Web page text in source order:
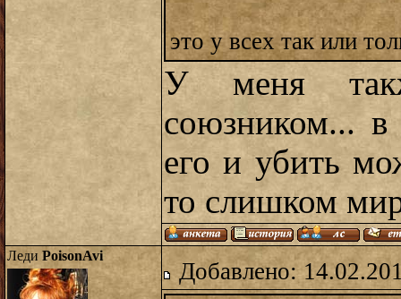
это у всех так или
У меня
союзником...
его и убить
то слишком
Леди PoisonAvi
Добавлено: